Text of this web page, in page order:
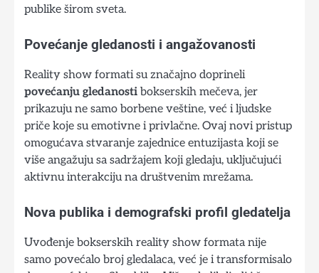
publike širom sveta.
Povećanje gledanosti i angažovanosti
Reality show formati su značajno doprineli
povećanju gledanosti bokserskih mečeva, jer
prikazuju ne samo borbene veštine, već i ljudske
priče koje su emotivne i privlačne. Ovaj novi pristup
omogućava stvaranje zajednice entuzijasta koji se
više angažuju sa sadržajem koji gledaju, uključujući
aktivnu interakciju na društvenim mrežama.
Nova publika i demografski profil gledatelja
Uvođenje bokserskih reality show formata nije
samo povećalo broj gledalaca, već je i transformisalo